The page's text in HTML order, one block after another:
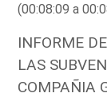
(00:08:09 a
INFORME
LAS
COMPAÑIA